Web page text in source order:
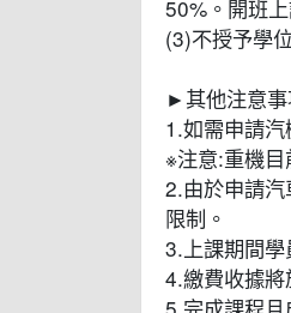
50%。開班
(3)不授予學
►其他注意
1.如需申請
※注意:重機
2.由於申請
限制。
3.上課期間
4.繳費收據